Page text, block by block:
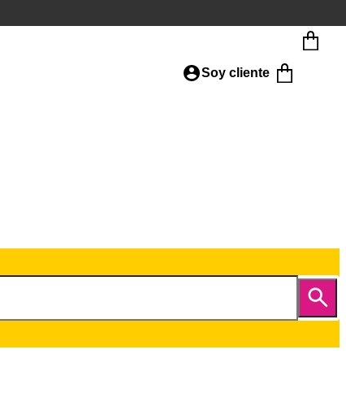
Soy cliente